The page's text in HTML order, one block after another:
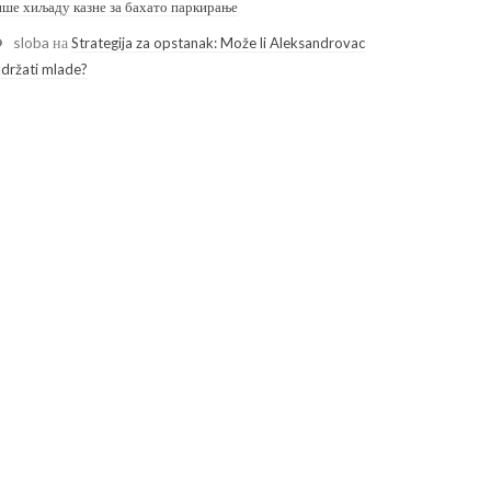
хиљаду казне за бахато паркирање
sloba наStrategija za opstanak: Može li Aleksandrovac
mlade?